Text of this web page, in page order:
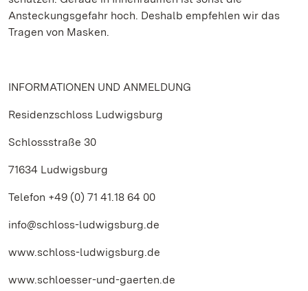
Ansteckungsgefahr hoch. Deshalb empfehlen wir das
Tragen von Masken.
INFORMATIONEN UND ANMELDUNG
Residenzschloss Ludwigsburg
Schlossstraße 30
71634 Ludwigsburg
Telefon +49 (0) 71 41.18 64 00
info@schloss-ludwigsburg.de
www.schloss-ludwigsburg.de
www.schloesser-und-gaerten.de